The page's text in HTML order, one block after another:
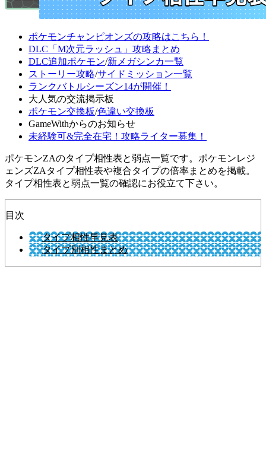
ポケモンチャンピオンズの攻略はこちら！
DLC「M次元ラッシュ」攻略まとめ
DLC追加ポケモン/新メガシンカ一覧
ストーリー攻略/サイドミッション一覧
ランクバトルシーズン14が開催！
大人気の交流掲示板
ポケモン交換板/色違い交換板
GameWithからのお知らせ
未経験可&完全在宅！攻略ライター募集！
ポケモンZAのタイプ相性表と弱点一覧です。ポケモンレジ
ェンズZAタイプ相性表や複合タイプの倍率まとめを掲載。
タイプ相性表と弱点一覧の確認にお役立て下さい。
目次
タイプ相性早見表
タイプ別相性まとめ